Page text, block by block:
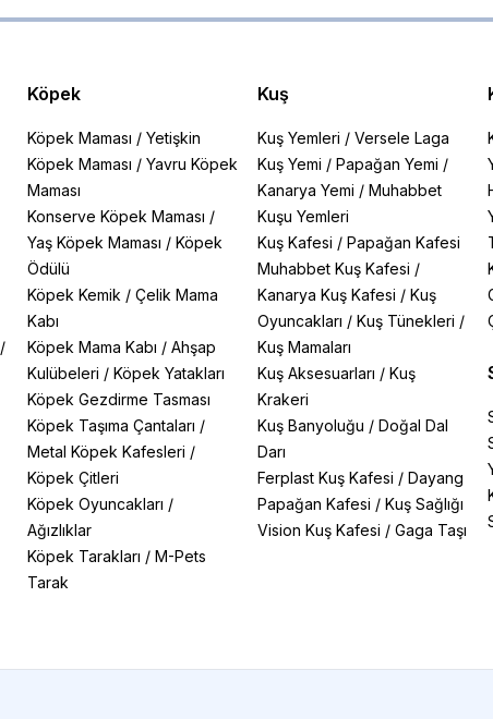
/
Köpek
Köpek Maması /Yetişkin
Köpek Maması /Yavru Köpek
Maması
Konserve Köpek Maması /
Yaş Köpek Maması /Köpek
Ödülü
Köpek Kemik /Çelik Mama
Kabı
Köpek Mama Kabı /Ahşap
Kulübeleri /Köpek Yatakları
Köpek Gezdirme Tasması
Köpek Taşıma Çantaları /
Metal Köpek Kafesleri /
Köpek Çitleri
Köpek Oyuncakları /
Ağızlıklar
Köpek Tarakları /M-Pets
Tarak
Kuş
Kuş Yemleri / Versele Laga
Kuş Yemi / Papağan Yemi /
Kanarya Yemi / Muhabbet
Kuşu Yemleri
Kuş Kafesi / Papağan Kafesi
Muhabbet Kuş Kafesi /
Kanarya Kuş Kafesi / Kuş
Oyuncakları / Kuş Tünekleri /
Kuş Mamaları
Kuş Aksesuarları / Kuş
Krakeri
Kuş Banyoluğu / Doğal Dal
Darı
Ferplast Kuş Kafesi / Dayang
Papağan Kafesi / Kuş Sağlığı
Vision Kuş Kafesi / Gaga Taşı